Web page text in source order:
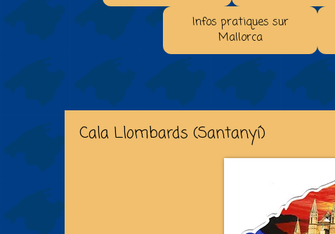
Infos pratiques sur
Mallorca
Cala Llombards (Santanyí)